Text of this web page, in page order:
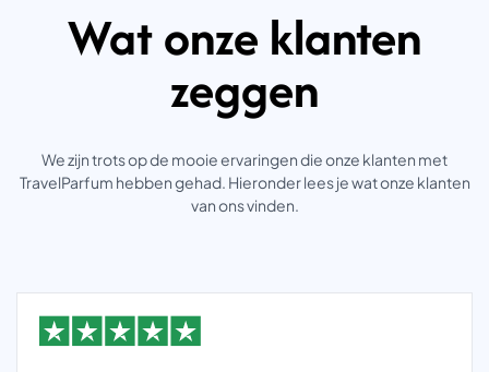
Wat onze klanten
zeggen
We zijn trots op de mooie ervaringen die onze klanten met
TravelParfum hebben gehad. Hieronder lees je wat onze klanten
van ons vinden.